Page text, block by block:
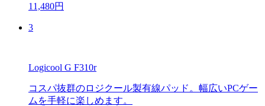
11,480円
3
Logicool G F310r
コスパ抜群のロジクール製有線パッド。幅広いPCゲー
ムを手軽に楽しめます。